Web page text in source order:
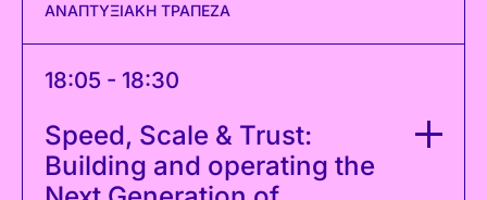
ΑΝΑΠΤΥΞΙΑΚΉ ΤΡΆΠΕΖΑ
18:05 - 18:30
Speed, Scale & Trust:
Building and operating the